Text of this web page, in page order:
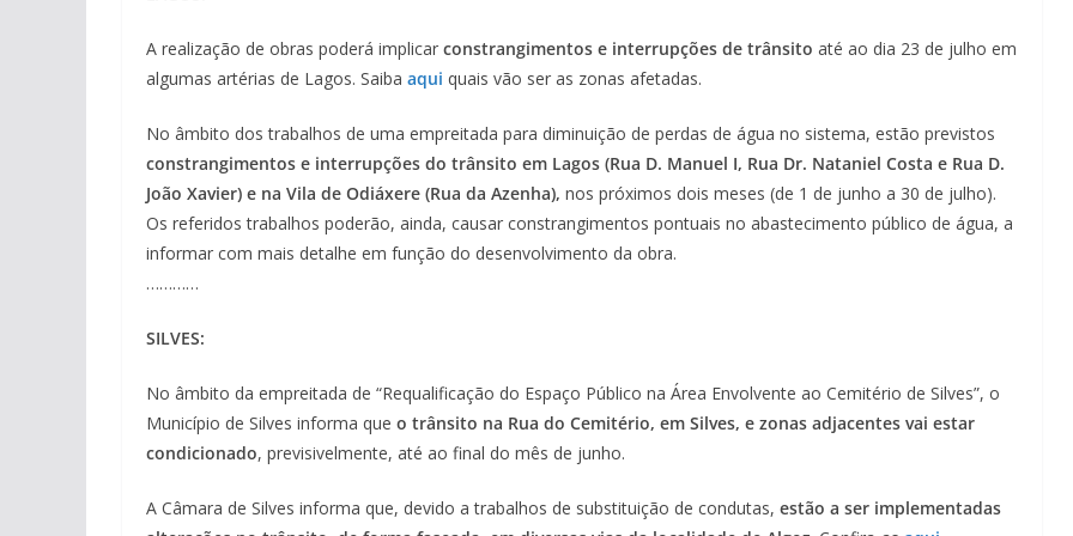
A realização de obras poderá implicar constrangimentos e interrupções de trânsito até ao dia 23 de julho em
algumas artérias de Lagos. Saiba aqui quais vão ser as zonas afetadas.
No âmbito dos trabalhos de uma empreitada para diminuição de perdas de água no sistema, estão previstos
constrangimentos e interrupções do trânsito em Lagos (Rua D. Manuel I, Rua Dr. Nataniel Costa e Rua D.
João Xavier) e na Vila de Odiáxere (Rua da Azenha), nos próximos dois meses (de 1 de junho a 30 de julho).
Os referidos trabalhos poderão, ainda, causar constrangimentos pontuais no abastecimento público de água, a
informar com mais detalhe em função do desenvolvimento da obra.
…………
SILVES:
No âmbito da empreitada de “Requalificação do Espaço Público na Área Envolvente ao Cemitério de Silves”, o
Município de Silves informa que o trânsito na Rua do Cemitério, em Silves, e zonas adjacentes vai estar
condicionado, previsivelmente, até ao final do mês de junho.
A Câmara de Silves informa que, devido a trabalhos de substituição de condutas, estão a ser implementadas